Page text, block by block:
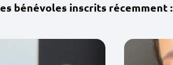
bénévoles inscrits récemment :